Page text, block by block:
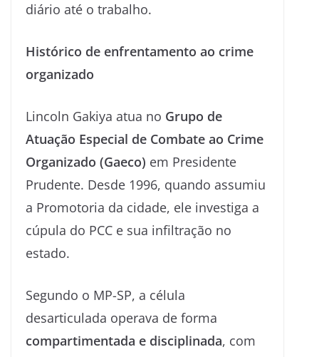
diário até o trabalho.
Histórico de enfrentamento ao crime
organizado
Lincoln Gakiya atua no Grupo de
Atuação Especial de Combate ao Crime
Organizado (Gaeco) em Presidente
Prudente. Desde 1996, quando assumiu
a Promotoria da cidade, ele investiga a
cúpula do PCC e sua infiltração no
estado.
Segundo o MP-SP, a célula
desarticulada operava de forma
compartimentada e disciplinada, com